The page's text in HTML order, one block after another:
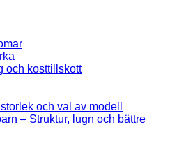
och kosttillskott
och val av modell
– Struktur, lugn och bättre